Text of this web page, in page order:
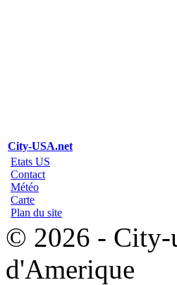
City-USA.net
Etats US
Contact
Météo
Carte
Plan du site
© 2026 - City-
d'Amerique